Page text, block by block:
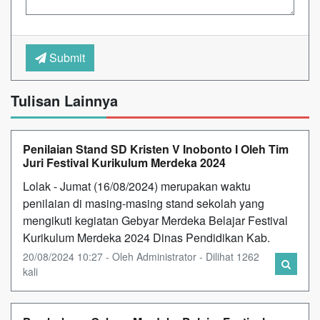
Submit
Tulisan Lainnya
Penilaian Stand SD Kristen V Inobonto I Oleh Tim
Juri Festival Kurikulum Merdeka 2024
Lolak - Jumat (16/08/2024) merupakan waktu
penilaian di masing-masing stand sekolah yang
mengikuti kegiatan Gebyar Merdeka Belajar Festival
Kurikulum Merdeka 2024 Dinas Pendidikan Kab.
20/08/2024 10:27 - Oleh Administrator - Dilihat 1262
kali